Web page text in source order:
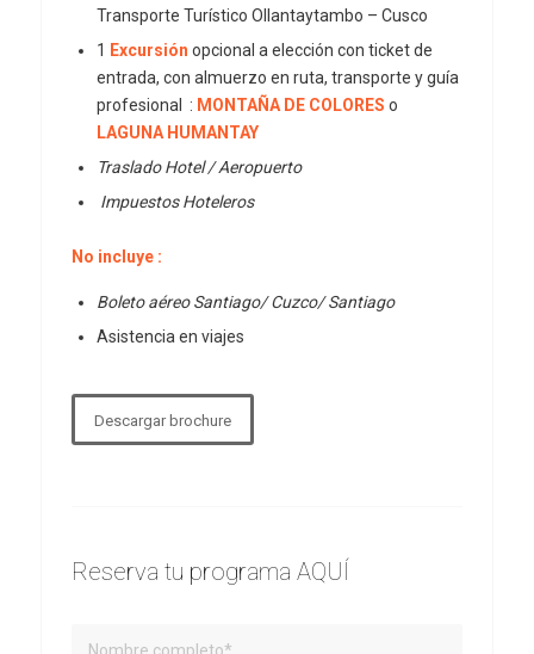
Transporte Turístico Ollantaytambo – Cusco
1 Excursión opcional a elección con ticket de
entrada, con almuerzo en ruta, transporte y guía
profesional : MONTAÑA DE COLORES o
LAGUNA HUMANTAY
Traslado Hotel / Aeropuerto
Impuestos Hoteleros
No incluye :
Boleto aéreo Santiago/ Cuzco/ Santiago
Asistencia en viajes
Descargar brochure
Reserva tu programa AQUÍ